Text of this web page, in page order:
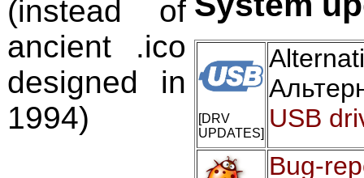
(instead of
ancient .ico
designed in
1994)
[DRV
UPDATES]
USB
Bug-